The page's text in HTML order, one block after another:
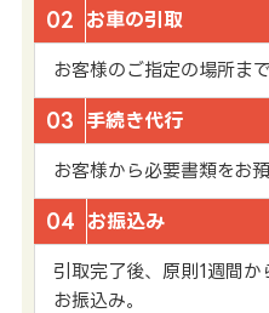
02 お車の引取
お客様のご指定の場所ま
03 手続き代行
お客様から必要書類をお
04 お振込み
引取完了後、原則1週間
お振込み。